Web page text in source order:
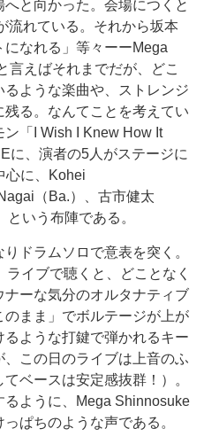
と向かった。会場につくと
流れている。それから坂本
なれる」等々ーーMega
言えばそれまでだが、どこ
ような楽曲や、ストレンジ
る。なんてことを考えてい
「I Wish I Knew How It
に、演者の5人がステージに
心に、Kohei
（Ba.）、古市健太
という布陣である。
ドラムソロで意表を突く。
ライブで聴くと、どことなく
ーな気分のオルタナティブ
まま」でボルテージが上が
ような打鍵で弾かれるキー
この日のライブは上音のふ
ベースは安定感抜群！）。
ように、Mega Shinnosuke
ぱちのような声である。